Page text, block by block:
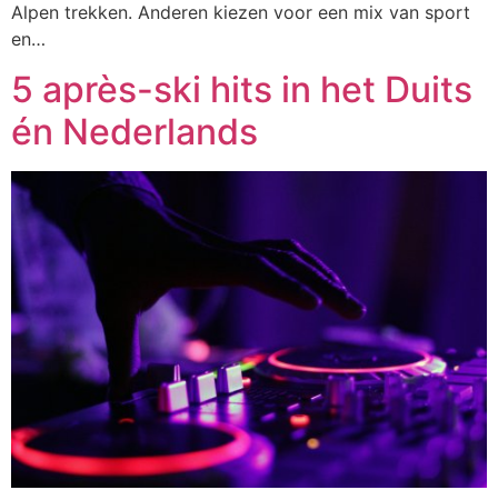
Alpen trekken. Anderen kiezen voor een mix van sport
en…
5 après-ski hits in het Duits
én Nederlands